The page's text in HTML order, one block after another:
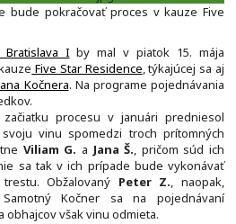
bude pokračovať proces v kauze Five
I by mal v piatok 15. mája
Five Star Residence, týkajúcej sa aj
Kočnera. Na programe pojednávania
procesu v januári predniesol
vinu spomedzi troch prítomných
Viliam G. a Jana Š., pričom súd ich
sa tak v ich prípade bude vykonávať
Obžalovaný Peter Z., naopak,
Kočner sa na pojednávaní
obhajcov však vinu odmieta.